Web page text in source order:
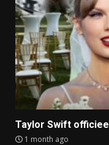
Taylor Swift
1 month ago